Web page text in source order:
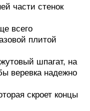
части стенок
всего
плитой
шпагат, на
веревка надежно
скроет концы